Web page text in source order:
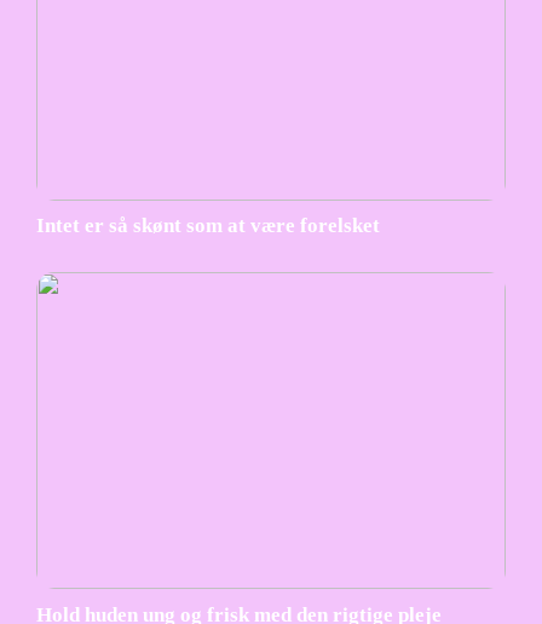
Intet er så skønt som at være forelsket
Hold huden ung og frisk med den rigtige pleje